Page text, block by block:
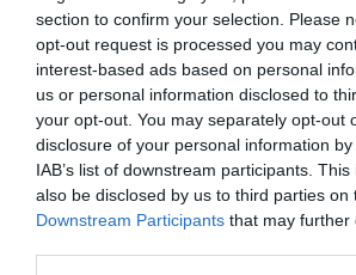
section to confirm your selection. Please
opt-out request is processed you may
interest-based ads based on personal
us or personal information disclosed to
your opt-out. You may separately opt-out
disclosure of your personal information
IAB’s list of downstream participants.
also be disclosed by us to third parties on
Downstream Participants that may further
di uno Stato senza
7 Agosto 2026